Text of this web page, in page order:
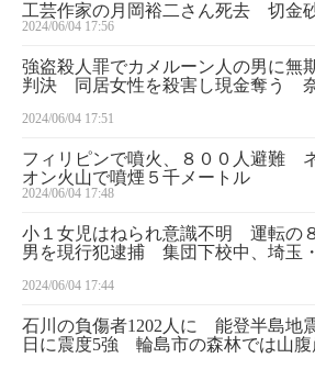
工芸作家の月岡裕二さん死去 切金
2024/06/04 17:56
強盗殺人罪でカメルーン人の男に無
判決 同居女性を殺害し現金奪う
2024/06/04 17:51
フィリピンで噴火、８００人避難
オン火山で噴煙５千メートル
2024/06/04 17:48
小１女児はねられ意識不明 運転の
男を現行犯逮捕 集団下校中、埼玉
2024/06/04 17:44
石川の負傷者1202人に 能登半島地
日に震度5強 輪島市の森林では山腹